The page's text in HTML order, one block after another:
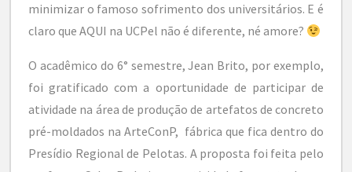
minimizar o famoso sofrimento dos universitários. E é
claro que AQUI na UCPel não é diferente, né amore?
O acadêmico do 6° semestre, Jean Brito, por exemplo,
foi gratificado com a oportunidade de participar de
atividade na área de produção de artefatos de concreto
pré-moldados na ArteConP, fábrica que fica dentro do
Presídio Regional de Pelotas. A proposta foi feita pelo